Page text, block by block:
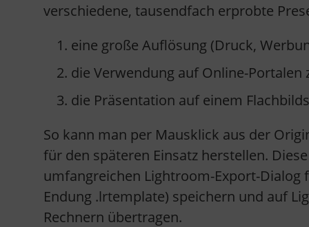
verschiedene, tausendfach erprobte
eine große Auflösung (Druck,
die Verwendung auf Online-Portalen
die Präsentation auf einem
So kann man per Mausklick aus der
für den späteren Einsatz herstellen.
umfangreichen Lightroom-Export-Dialog
Endung .lrtemplate) speichern und auf
Rechnern übertragen.